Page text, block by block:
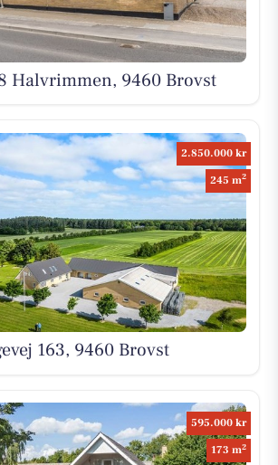
Halvrimmen, 9460 Brovst
2.850.000 kr
245 m2
163, 9460 Brovst
595.000 kr
173 m2